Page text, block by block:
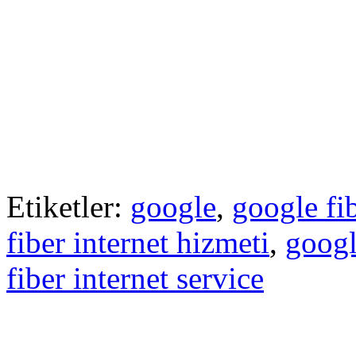
Etiketler: google, google
fiber internet hizmeti,
fiber internet service